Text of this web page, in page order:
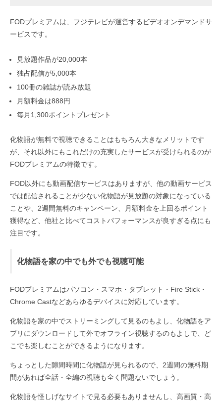
FODプレミアムは、フジテレビが運営するビデオオンデマンドサ
ービスです。
見放題作品が20,000本
独占配信が5,000本
100冊の雑誌が読み放題
月額料金は888円
毎月1,300ポイントプレゼント
化物語が無料で視聴できることはもちろん大きなメリットです
が、それ以外にもこれだけの充実したサービスが受けられるのが
FODプレミアムの特徴です。
FOD以外にも動画配信サービスはありますが、他の動画サービス
では配信されることが少ない化物語が見放題の対象になっている
ことや、2週間無料のキャンペーン、月額料金を上回るポイント
獲得など、他社と比べてコストパフォーマンスが良すぎる点にも
注目です。
化物語を家の中でも外でも視聴可能
FODプレミアムはパソコン・スマホ・タブレット・Fire Stick・
Chrome Castなどあらゆるデバイスに対応しています。
化物語を家の中でストリーミングして見るのもよし、化物語をア
プリにダウンロードして外でオフライン視聴するのもよしで、ど
こでも楽しむことができるようになります。
ちょっとした隙間時間に化物語が見られるので、2週間の無料期
間があれば全話・全編の視聴も全く問題ないでしょう。
化物語を怪しげなサイトで見る必要もありませんし、高画質・高